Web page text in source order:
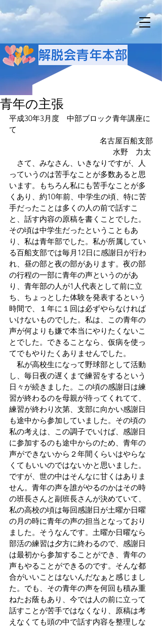
解脱会青年本部
青年の主張
平成30年3月度　中部ブロック青年講座に
て
名古屋百船支部
水野　力太
さて、みなさん、いきなりですが、人
っていうのは苦手なことが多数あると思
います。もちろん私にも苦手なことが多
くあり、約10年前、中学生の頃、特に苦
手だったことは多くの人の前で話すこ
と、話す内容の原稿を書くことでした。
その頃は中学生だったということもあ
り、私は青年部でした。私が所属してい
る百船支部では毎月12日に感謝日が行わ
れ、昼の部と夜の部があります。夜の部
の行程の一部に青年の声というのがあ
り、青年部の人が1人代表として前に立
ち、ちょっとした体験を発表するという
時間で、１年に１回は必ずやらなければ
いけないものでした。私は、この青年の
声が何よりも嫌で本当にやりたくないこ
とでした。できることなら、仮病を使っ
てでもやりたくありませんでした。
私が高校生になって野球部として活動
し、毎日夜の遅くまで練習をするという
日々が続きました。この頃の感謝日は練
習が終わるのを母親が待ってくれてて、
練習が終わり次第、支部に向かい感謝日
も途中から参加していました。その頃の
私の考えは、この調子でいけば、感謝日
に参加するのも途中からのため、青年の
声ができないから２年間くらいはやらな
くてもいいのではないかと思いました。
ですが、世の中はそんなに甘くはありま
せん。青年の声を誰がやるのかはその時
の班長さんと副班長さんが決めていて、
私の高校の頃は毎回感謝日が土曜か日曜
の月の時に青年の声の担当となっており
ました。そうなんです。土曜か日曜なら
部活の練習は夕方に終わるので、感謝日
は最初から参加することができ、青年の
声もやることができるのです。そんな都
合がいいことはないんだなぁと感じまし
た。でも、その青年の声を何回も積み重
ねたお蔭もあり、今では人の前に立って
話すことが苦手ではなくなり、原稿は考
えなくても頭の中で話す内容を整理しな